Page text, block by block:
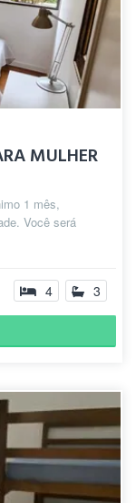
MULHER
1 mês,
Você será
4 3